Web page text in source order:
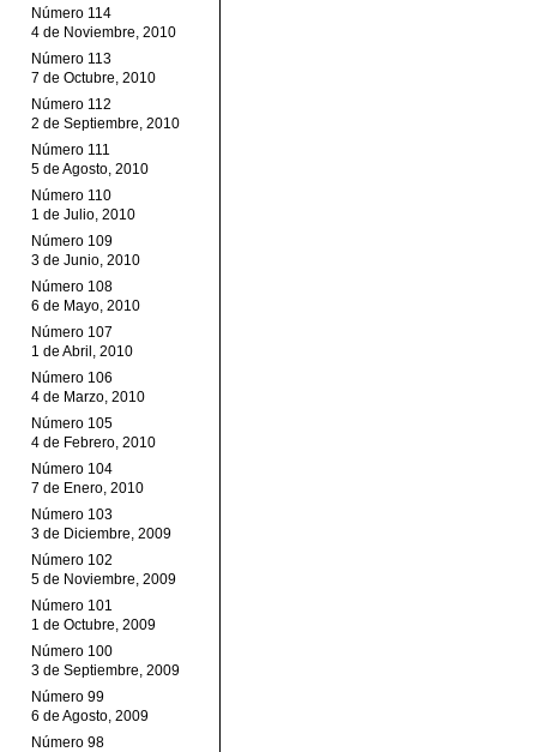
Número 114
4 de Noviembre, 2010
Número 113
7 de Octubre, 2010
Número 112
2 de Septiembre, 2010
Número 111
5 de Agosto, 2010
Número 110
1 de Julio, 2010
Número 109
3 de Junio, 2010
Número 108
6 de Mayo, 2010
Número 107
1 de Abril, 2010
Número 106
4 de Marzo, 2010
Número 105
4 de Febrero, 2010
Número 104
7 de Enero, 2010
Número 103
3 de Diciembre, 2009
Número 102
5 de Noviembre, 2009
Número 101
1 de Octubre, 2009
Número 100
3 de Septiembre, 2009
Número 99
6 de Agosto, 2009
Número 98